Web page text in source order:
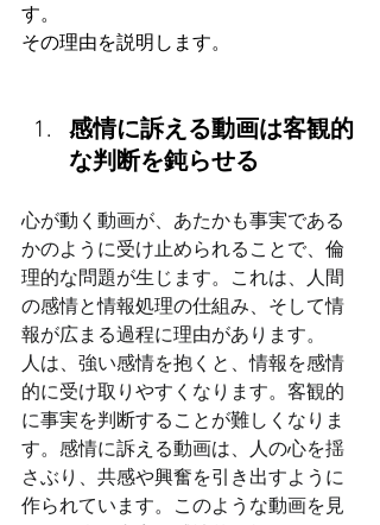
す。
その理由を説明します。
感情に訴える動画は客観的
な判断を鈍らせる
心が動く動画が、あたかも事実である
かのように受け止められることで、倫
理的な問題が生じます。これは、人間
の感情と情報処理の仕組み、そして情
報が広まる過程に理由があります。
人は、強い感情を抱くと、情報を感情
的に受け取りやすくなります。客観的
に事実を判断することが難しくなりま
す。感情に訴える動画は、人の心を揺
さぶり、共感や興奮を引き出すように
作られています。このような動画を見